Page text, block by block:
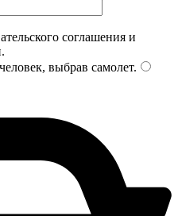
соглашения и
выбрав самолет.